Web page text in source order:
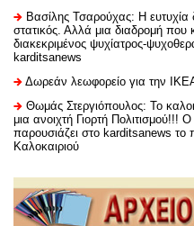
Βασίλης Τσαρούχας: Η ευτυχία
στατικός. Αλλά μια διαδρομή που
διακεκριμένος ψυχίατρος-
karditsanews
Δωρεάν λεωφορείο για την
Θωμάς Στεργιόπουλος: Το
μια ανοιχτή Γιορτή Πολιτισμού!!!
παρουσιάζει στο karditsanews το
Καλοκαιριού